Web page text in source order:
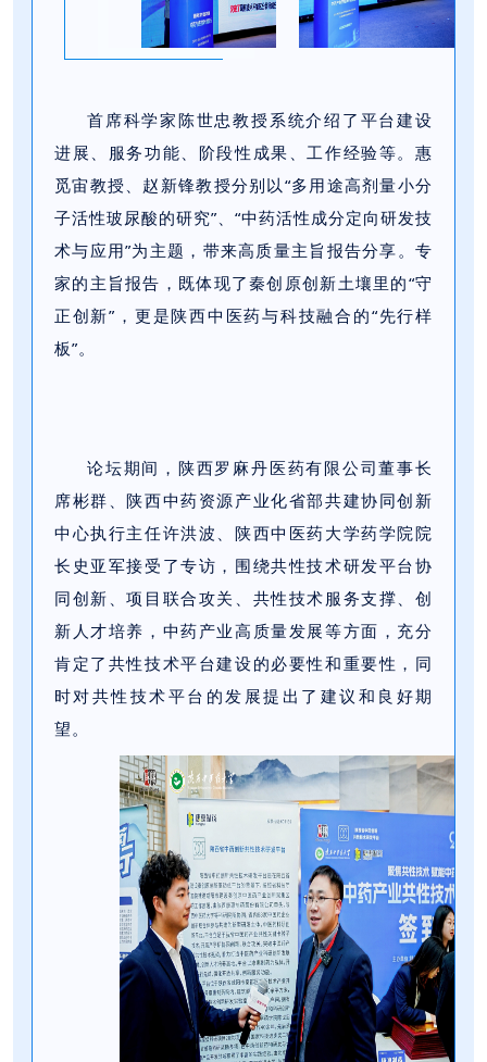
首席科学家陈世忠教授系统介绍了平台建设
进展、服务功能、阶段性成果、工作经验等。惠
觅宙教授、赵新锋教授分别以“多用途高剂量小分
子活性玻尿酸的研究”、“中药活性成分定向研发技
术与应用”为主题，带来高质量主旨报告分享。专
家的主旨报告，既体现了秦创原创新土壤里的“守
正创新”，更是陕西中医药与科技融合的“先行样
板”。
论坛期间，陕西罗麻丹医药有限公司董事长
席彬群、陕西中药资源产业化省部共建协同创新
中心执行主任许洪波、陕西中医药大学药学院院
长史亚军接受了专访，围绕共性技术研发平台协
同创新、项目联合攻关、共性技术服务支撑、创
新人才培养，中药产业高质量发展等方面，充分
肯定了共性技术平台建设的必要性和重要性，同
时对共性技术平台的发展提出了建议和良好期
望。